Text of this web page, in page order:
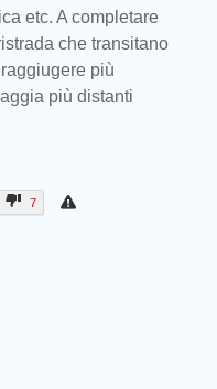
etc. A completare
che transitano
più
più distanti
7